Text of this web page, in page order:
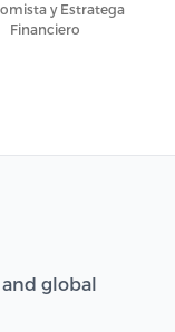
y Estratega
Financiero
global